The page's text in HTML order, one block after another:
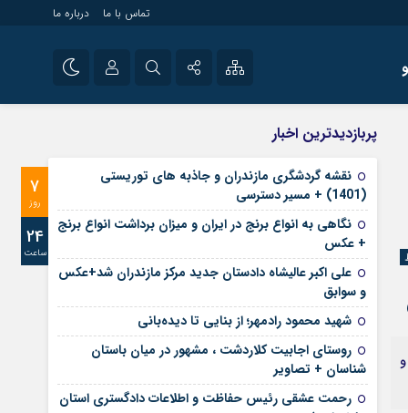
تماس با ما درباره ما
آپارات
رمز عبور
مرا به خاطر بسپار
راه اندازی سایت و
سایت های خبری و
پربازدیدترین اخبار
7
روز
24
ساعت
نقشه گردشگری مازندران و جاذبه های توریستی
(1401) + مسیر دسترسی
نگاهی به انواع برنج در ایران و میزان برداشت انواع برنج
+ عکس
علی‌ اکبر عالیشاه دادستان جدید مرکز مازندران شد+عکس
و سوابق
شهید محمود رادمهر؛ از بنایی تا دیده‌بانی
روستای اجابیت کلاردشت ، مشهور در میان باستان
شناسان + تصاویر
رحمت عشقی رئیس حفاظت و اطلاعات دادگستری استان